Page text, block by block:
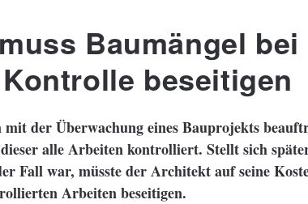
Baumängel bei
beseitigen
der Überwachung eines Bauprojekts
alle Arbeiten kontrolliert. Stellt sich
Fall war, müsste der Architekt auf seine
Arbeiten beseitigen.